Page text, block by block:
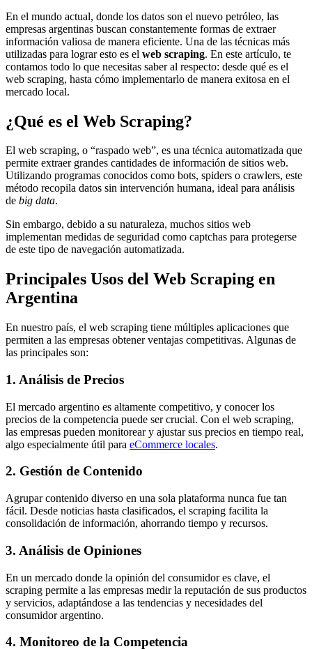
En el mundo actual, donde los datos son el nuevo petróleo, las
empresas argentinas buscan constantemente formas de extraer
información valiosa de manera eficiente. Una de las técnicas más
utilizadas para lograr esto es el web scraping. En este artículo, te
contamos todo lo que necesitas saber al respecto: desde qué es el
web scraping, hasta cómo implementarlo de manera exitosa en el
mercado local.
¿Qué es el Web Scraping?
El web scraping, o “raspado web”, es una técnica automatizada que
permite extraer grandes cantidades de información de sitios web.
Utilizando programas conocidos como bots, spiders o crawlers, este
método recopila datos sin intervención humana, ideal para análisis
de big data.
Sin embargo, debido a su naturaleza, muchos sitios web
implementan medidas de seguridad como captchas para protegerse
de este tipo de navegación automatizada.
Principales Usos del Web Scraping en
Argentina
En nuestro país, el web scraping tiene múltiples aplicaciones que
permiten a las empresas obtener ventajas competitivas. Algunas de
las principales son:
1. Análisis de Precios
El mercado argentino es altamente competitivo, y conocer los
precios de la competencia puede ser crucial. Con el web scraping,
las empresas pueden monitorear y ajustar sus precios en tiempo real,
algo especialmente útil para eCommerce locales.
2. Gestión de Contenido
Agrupar contenido diverso en una sola plataforma nunca fue tan
fácil. Desde noticias hasta clasificados, el scraping facilita la
consolidación de información, ahorrando tiempo y recursos.
3. Análisis de Opiniones
En un mercado donde la opinión del consumidor es clave, el
scraping permite a las empresas medir la reputación de sus productos
y servicios, adaptándose a las tendencias y necesidades del
consumidor argentino.
4. Monitoreo de la Competencia